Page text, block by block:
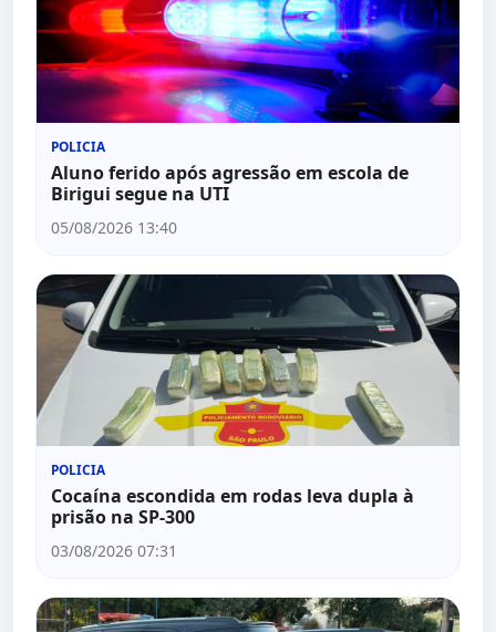
POLICIA
Aluno ferido após agressão em escola de
Birigui segue na UTI
05/08/2026 13:40
POLICIA
Cocaína escondida em rodas leva dupla à
prisão na SP-300
03/08/2026 07:31